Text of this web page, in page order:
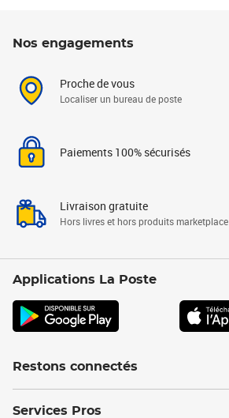
Nos engagements
Proche de vous
Localiser un bureau de poste
Paiements 100% sécurisés
Livraison gratuite
Hors livres et hors produits marketplace
Applications La Poste
Restons connectés
Services Pros